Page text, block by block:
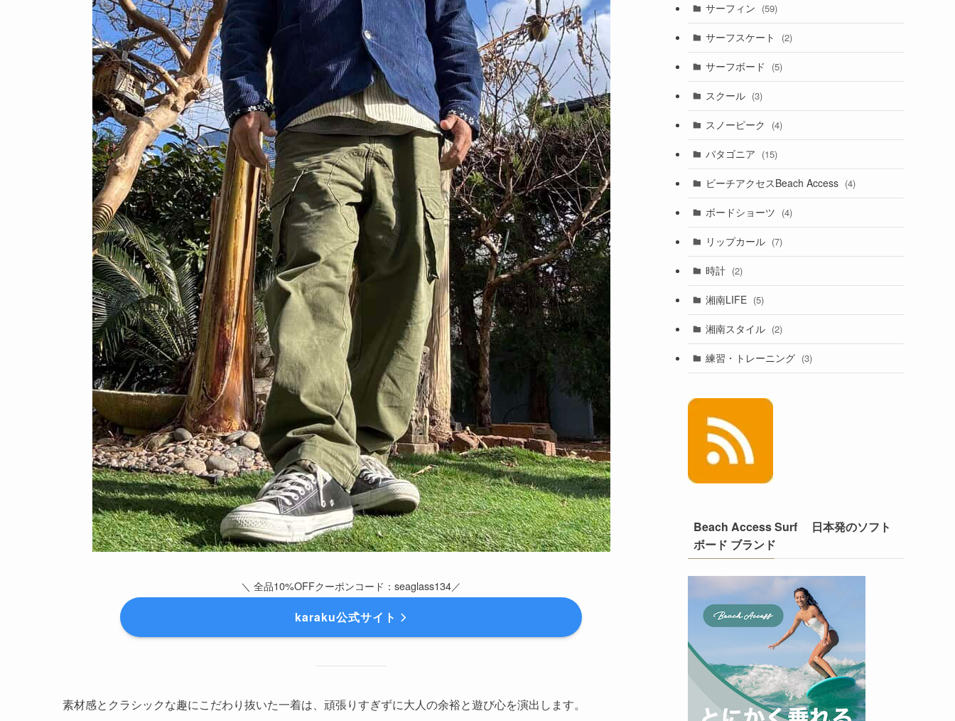
＼ 全品10%OFFクーポンコード：seaglass134／
karaku公式サイト
素材感とクラシックな趣にこだわり抜いた一着は、頑張りすぎずに大人の余裕と遊び心を演出します。
サーフィン (59)
サーフスケート (2)
サーフボード (5)
スクール (3)
スノーピーク (4)
パタゴニア (15)
ビーチアクセスBeach Access (4)
ボードショーツ (4)
リップカール (7)
時計 (2)
湘南LIFE (5)
湘南スタイル (2)
練習・トレーニング (3)
Beach Access Surf 日本発のソフト
ボード ブランド